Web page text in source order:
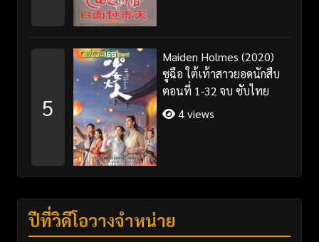
5
Maiden Holmes (2020)
ซูฉือ ใต้เท้าสาวยอดนักสืบ
ตอนที่ 1-32 จบ ซับไทย
4 views
ปีที่วิดีโอวางจำหน่าย